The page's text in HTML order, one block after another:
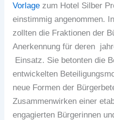
Vorlage zum Hotel Silber
einstimmig angenommen.
zollten die Fraktionen der
Anerkennung für deren
Einsatz. Sie betonten die
entwickelten
neue Formen der
Zusammenwirken einer
engagierten Bürgerinnen